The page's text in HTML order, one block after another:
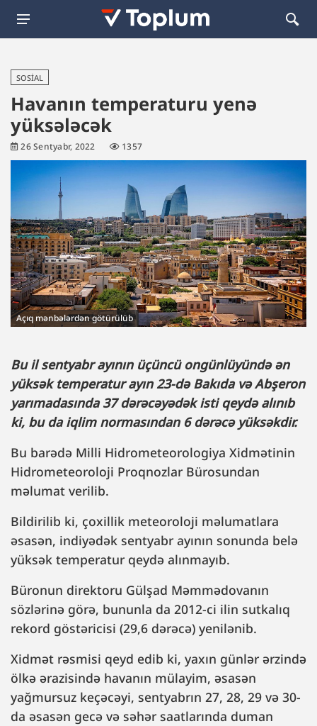
SOSIAL
Havanın temperaturu yenə
yüksələcək
26 Sentyabr, 2022 1357
Açıq mənbələrdən götürülüb
Bu il sentyabr ayının üçüncü ongünlüyündə ən
yüksək temperatur ayın 23-də Bakıda və Abşeron
yarımadasında 37 dərəcəyədək isti qeydə alınıb
ki, bu da iqlim normasından 6 dərəcə yüksəkdir.
Bu barədə Milli Hidrometeorologiya Xidmətinin
Hidrometeoroloji Proqnozlar Bürosundan
məlumat verilib.
Bildirilib ki, çoxillik meteoroloji məlumatlara
əsasən, indiyədək sentyabr ayının sonunda belə
yüksək temperatur qeydə alınmayıb.
Büronun direktoru Gülşad Məmmədovanın
sözlərinə görə, bununla da 2012-ci ilin sutkalıq
rekord göstəricisi (29,6 dərəcə) yenilənib.
Xidmət rəsmisi qeyd edib ki, yaxın günlər ərzində
ölkə ərazisində havanın mülayim, əsasən
yağmursuz keçəcəyi, sentyabrın 27, 28, 29 və 30-
da əsasən gecə və səhər saatlarında duman